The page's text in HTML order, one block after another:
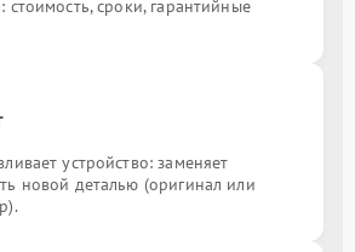
стоимость, сроки, гарантийные
устройство: заменяет
новой деталью (оригинал или